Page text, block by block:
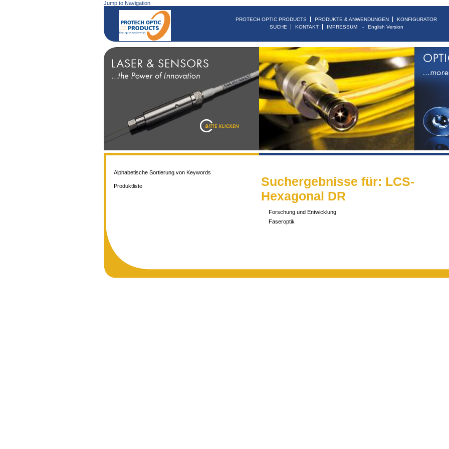
Jump to Navigation
PROTECH OPTIC PRODUCTS PRODUKTE & ANWENDUNGEN
KONFIGURATOR
SUCHE
KONTAKT IMPRESSUM English Version
Suchergebnisse für: LCS-
Hexagonal DR
Forschung und Entwicklung
Faseroptik
Alphabetische Sortierung von Keywords
Produktliste